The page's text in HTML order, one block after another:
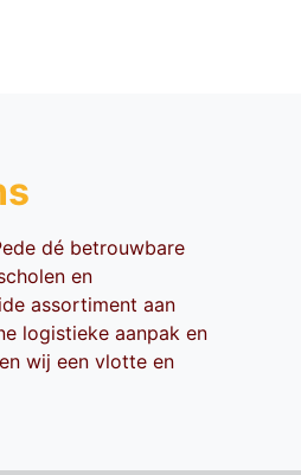
dé betrouwbare
en
assortiment aan
logistieke aanpak en
wij een vlotte en